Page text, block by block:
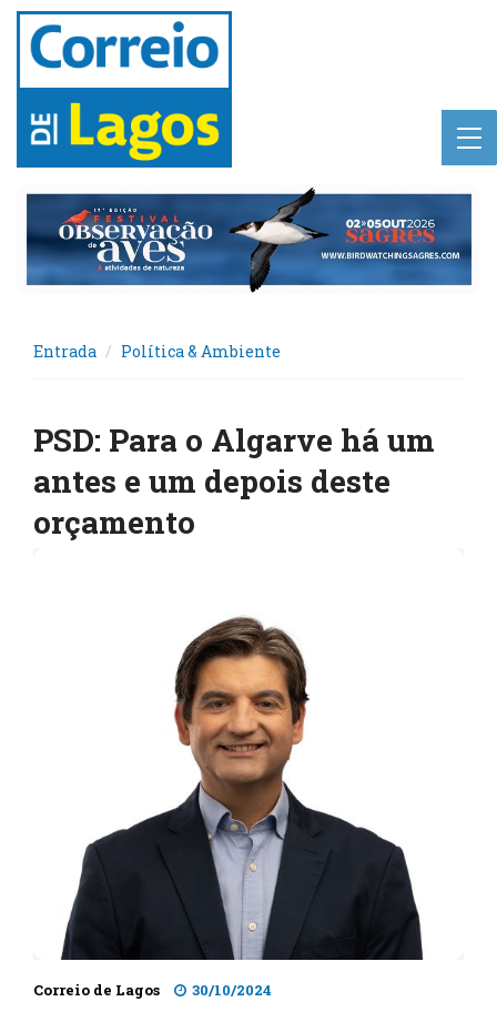
Entrada Política & Ambiente
PSD: Para o Algarve há um
antes e um depois deste
orçamento
Correio de Lagos 30/10/2024